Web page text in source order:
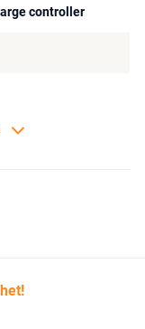
, LTO-, Gel-,
controller